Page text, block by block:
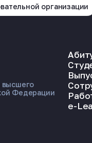
организации
высшего
Федерации
e-